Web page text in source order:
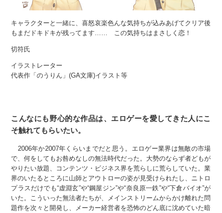
キャラクターと一緒に、喜怒哀楽色んな気持ちが込みあげてクリア後
もまだドキドキが残ってます…… この気持ちはまさしく恋！
切符氏
イラストレーター
代表作「のうりん」(GA文庫)イラスト等
こんなにも野心的な作品は、エロゲーを愛してきた人にこ
そ触れてもらいたい。
2006年か2007年くらいまでだと思う。エロゲー業界は無敵の市場
で、何をしてもお咎めなしの無法時代だった。大勢のならず者どもが
やりたい放題、コンテンツ・ビジネス界を荒らしに荒らしていた。業
界のいたるところに山師とアウトローの姿が見受けられたし、ニトロ
プラスだけでも“虚淵玄”や“鋼屋ジン”や“奈良原一鉄”や“下倉バイオ”が
いた。こういった無法者たちが、メインストリームからかけ離れた問
題作を次々と開発し、メーカー経営者を恐怖のどん底に沈めていた暗